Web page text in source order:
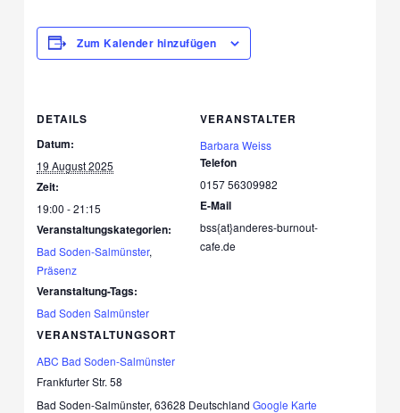
Zum Kalender hinzufügen
DETAILS
Datum:
19 August 2025
Zeit:
19:00 - 21:15
Veranstaltungskategorien:
Bad Soden-Salmünster,
Präsenz
Veranstaltung-Tags:
Bad Soden Salmünster
VERANSTALTUNGSORT
ABC Bad Soden-Salmünster
Frankfurter Str. 58
Bad Soden-Salmünster, 63628 Deutschland Google Karte
VERANSTALTER
Barbara Weiss
Telefon
0157 56309982
E-Mail
bss{at}anderes-burnout-
cafe.de